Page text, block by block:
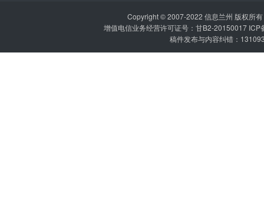
Copyright © 2007-2022 信息兰州 版权所
增值电信业务经营许可证号：甘B2-20150017 ICP
稿件发布与内容纠错：